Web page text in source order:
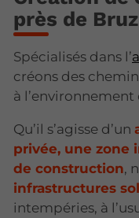
près de
Spécialisés dans l’
créons des
à l’environnement
Qu’il s’agisse d’un
privée, une zone
de construction,
infrastructures
intempéries, à